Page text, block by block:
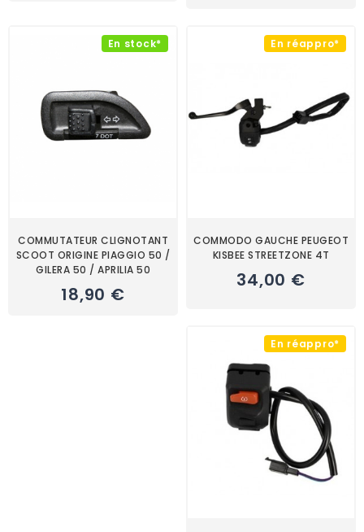
En stock*
COMMUTATEUR CLIGNOTANT
SCOOT ORIGINE PIAGGIO 50 /
GILERA 50 / APRILIA 50
18,90 €
En réappro*
COMMODO GAUCHE PEUGEOT
KISBEE STREETZONE 4T
34,00 €
En réappro*